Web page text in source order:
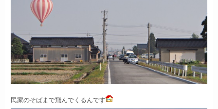
民家のそばまで飛んでくるんです